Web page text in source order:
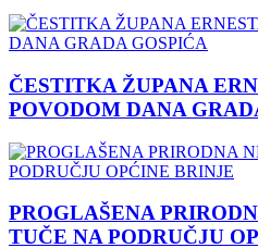
ČESTITKA ŽUPANA
POVODOM DANA
PROGLAŠENA
TUČE NA PODRUČJU